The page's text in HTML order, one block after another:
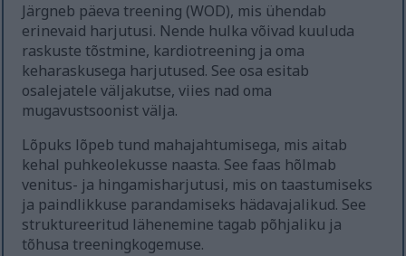
Järgneb päeva treening (WOD), mis ühendab
erinevaid harjutusi. Nende hulka võivad kuuluda
raskuste tõstmine, kardiotreening ja oma
keharaskusega harjutused. See osa esitab
osalejatele väljakutse, viies nad oma
mugavustsoonist välja.
Lõpuks lõpeb tund mahajahtumisega, mis aitab
kehal puhkeolekusse naasta. See faas hõlmab
venitus- ja hingamisharjutusi, mis on taastumiseks
ja paindlikkuse parandamiseks hädavajalikud. See
struktureeritud lähenemine tagab põhjaliku ja
tõhusa treeningkogemuse.